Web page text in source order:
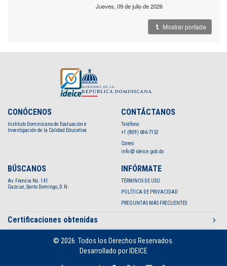
jueves, 09 de julio de 2026
Mostrar portada
CONÓCENOS
Instituto Dominicano de Evaluación e
Investigación de la Calidad Educativa
CONTÁCTANOS
Teléfono
+1 (809) 686-7152
Correo
info
ideice.gob.do
BÚSCANOS
Av. Francia No. 141
Gazcue, Santo Domingo, D.N.
INFÓRMATE
TÉRMINOS DE USO
POLÍTICA DE PRIVACIDAD
PREGUNTAS MÁS FRECUENTES
Certificaciones obtenidas
© 2026. Todos los Derechos Reservados.
Desarrollado por IDEICE